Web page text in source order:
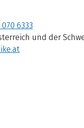
6333
und der